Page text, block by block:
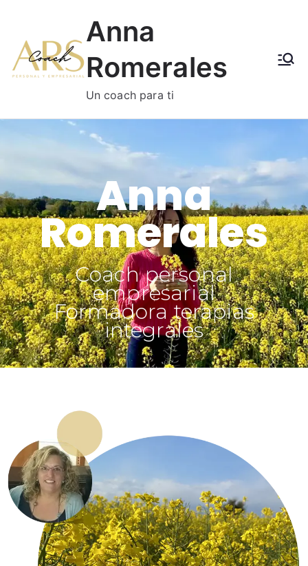
Anna
Romerales
Un coach para ti
Anna
Romerales
Coach personal
empresarial
Formadora terapias
integrales